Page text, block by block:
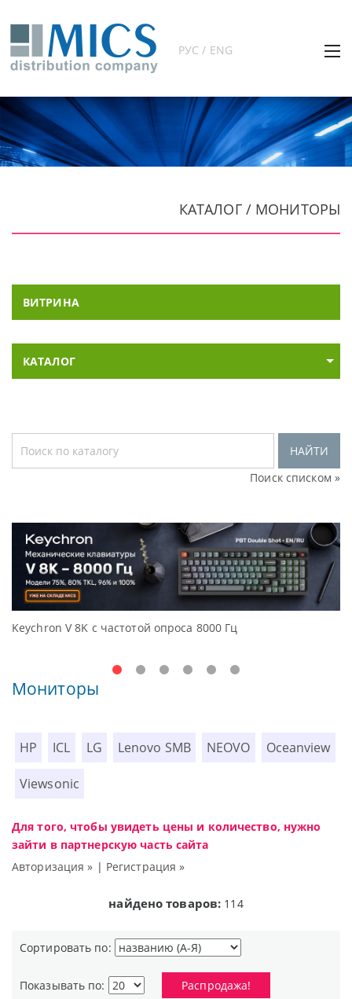
РУС / ENG
КАТАЛОГ / МОНИТОРЫ
ВИТРИНА
КАТАЛОГ
НАЙТИ
Поиск списком »
опроса 8000 Гц
Доступные решения
Мониторы
HP ICL LG Lenovo SMB NEOVO Oceanview
Viewsonic
Для того, чтобы увидеть цены и количество, нужно
зайти в партнерскую часть сайта
Авторизация » | Регистрация »
найдено товаров: 114
Сортировать по:
Показывать по: Распродажа!